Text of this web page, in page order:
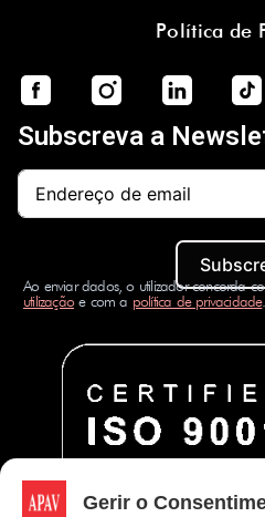
Gerir o
Política de
Subscreva a
Ao enviar dados, o utilizador concorda
utilizaçãoe com a política de privacidade.